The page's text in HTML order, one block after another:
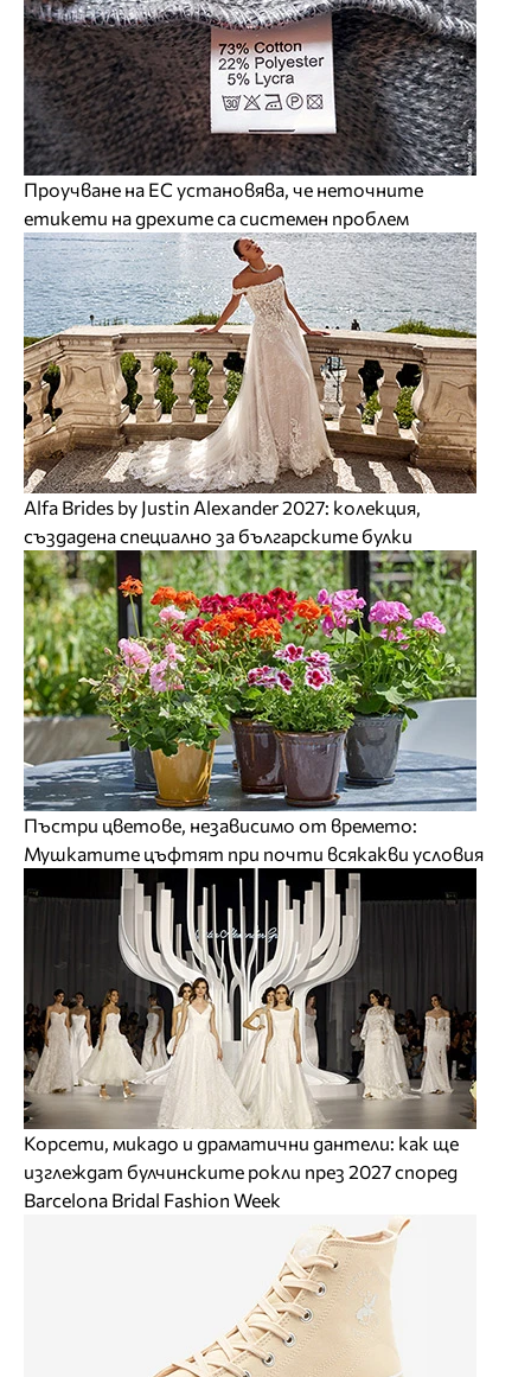
Проучване на ЕС установява, че неточните
етикети на дрехите са системен проблем
Alfa Brides by Justin Alexander 2027: колекция,
създадена специално за българските булки
Пъстри цветове, независимо от времето:
Мушкатите цъфтят при почти всякакви условия
Корсети, микадо и драматични дантели: как ще
изглеждат булчинските рокли през 2027 според
Barcelona Bridal Fashion Week